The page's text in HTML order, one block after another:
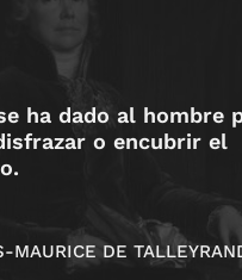
ha dado al hombre
o encubrir el
MAURICE DE